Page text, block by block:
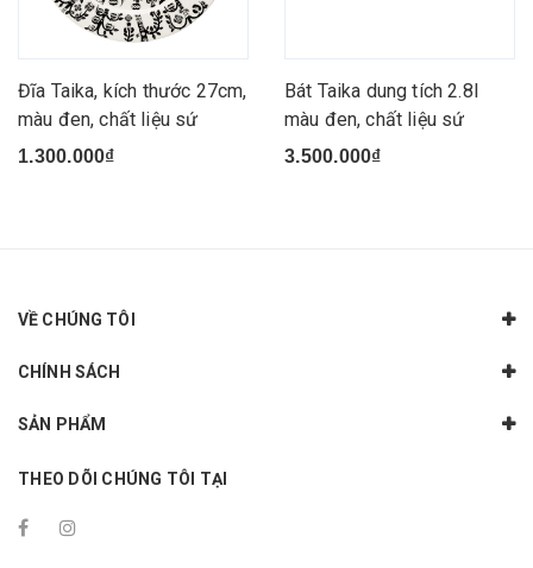
Đĩa Taika, kích thước 27cm,
màu đen, chất liệu sứ
1.300.000₫
Bát Taika dung tích 2.8l
màu đen, chất liệu sứ
3.500.000₫
VỀ CHÚNG TÔI
CHÍNH SÁCH
SẢN PHẨM
THEO DÕI CHÚNG TÔI TẠI